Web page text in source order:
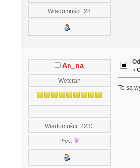
Wiadomości: 28
An_na
Weteran
Wiadomości: 2233
Płeć:
«
To są